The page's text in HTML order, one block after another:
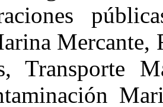
Mercante,
Transporte